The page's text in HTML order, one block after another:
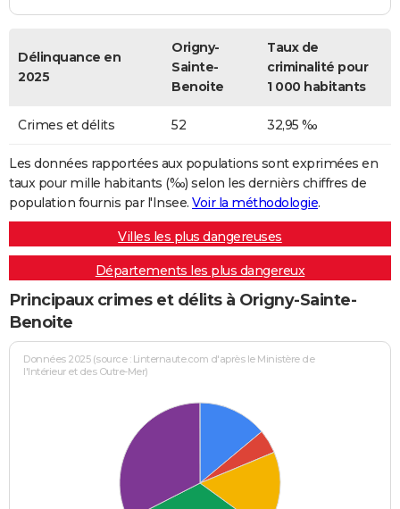
Délinquance en
2025
Origny-
Sainte-
Benoite
Taux de
criminalité pour
1 000 habitants
Crimes et délits 52 32,95 ‰
Les données rapportées aux populations sont exprimées en
taux pour mille habitants (‰) selon les dernièrs chiffres de
population fournis par l'Insee. Voir la méthodologie.
Villes les plus dangereuses
Départements les plus dangereux
Principaux crimes et délits à Origny-Sainte-
Benoite
Données 2025 (source : Linternaute.com d'après le Ministère de
l'Intérieur et des Outre-Mer)